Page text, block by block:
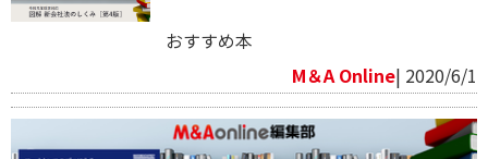
おすすめ本
M＆A Online| 2020/6/1